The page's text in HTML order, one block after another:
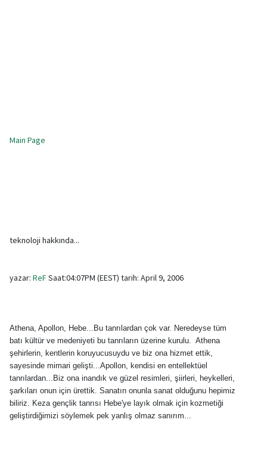
Main Page
teknoloji hakkında...
yazar: ReFSaat:04:07PM (EEST) tarih: April 9, 2006
Athena, Apollon, Hebe...Bu tanrılardan çok var. Neredeyse tüm
batı kültür ve medeniyeti bu tanrıların üzerine kurulu. Athena
şehirlerin, kentlerin koruyucusuydu ve biz ona hizmet ettik,
sayesinde mimari gelişti...Apollon, kendisi en entellektüel
tanrılardan...Biz ona inandık ve güzel resimleri, şiirleri, heykelleri,
şarkıları onun için ürettik. Sanatın onunla sanat olduğunu hepimiz
biliriz. Keza gençlik tanrısı Hebe'ye layık olmak için kozmetiği
geliştirdiğimizi söylemek pek yanlış olmaz sanırım...